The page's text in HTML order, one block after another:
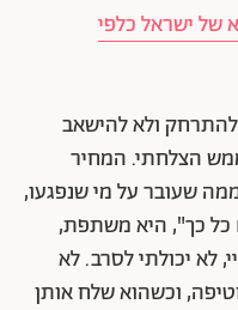
של ישראל כלפי
ולא להישאב
הצלחתי. המחיר
שעובר על מי שנפגעו,
כל כך", היא משתפת,
לא יכולתי לסרב. לא
וכשהוא שלח אותן